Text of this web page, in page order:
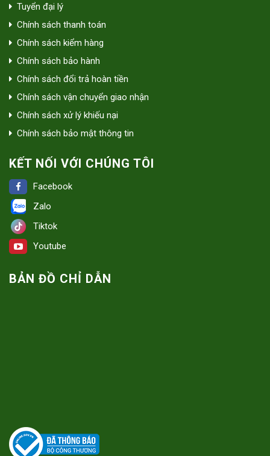
Tuyển đại lý
Chính sách thanh toán
Chính sách kiểm hàng
Chính sách bảo hành
Chính sách đổi trả hoàn tiền
Chính sách vận chuyển giao nhận
Chính sách xử lý khiếu nại
Chính sách bảo mật thông tin
KẾT NỐI VỚI CHÚNG TÔI
Facebook
Zalo
Tiktok
Youtube
BẢN ĐỒ CHỈ DẪN